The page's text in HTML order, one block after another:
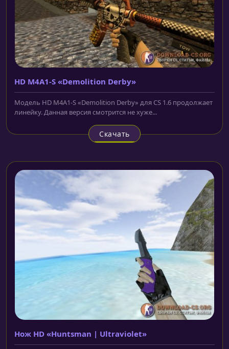
HD M4A1-S «Demolition Derby»
Модель HD M4A1-S «Demolition Derby» для CS 1.6 продолжает
линейку. Данная версия смотрится не хуже...
Скачать
Нож HD «Huntsman | Ultraviolet»